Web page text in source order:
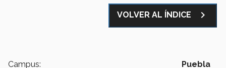
VOLVER AL ÍNDICE navigate_next
Campus: Puebla